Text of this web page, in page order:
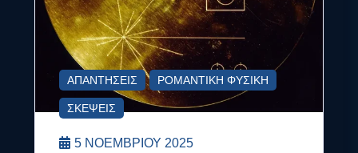
ΑΠΑΝΤΉΣΕΙΣ ΡΟΜΑΝΤΙΚΉ ΦΥΣΙΚΉ
ΣΚΈΨΕΙΣ
5 ΝΟΕΜΒΡΊΟΥ 2025